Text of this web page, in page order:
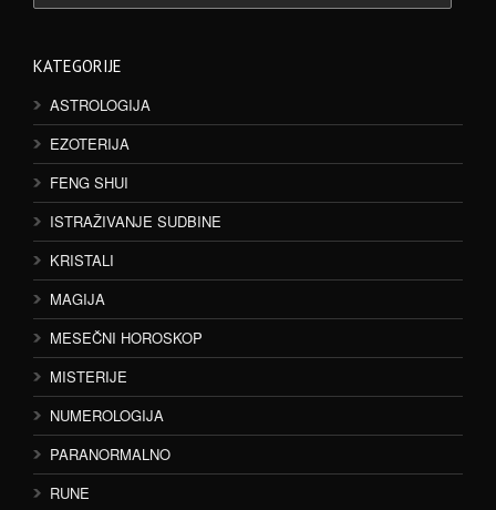
KATEGORIJE
ASTROLOGIJA
EZOTERIJA
FENG SHUI
ISTRAŽIVANJE SUDBINE
KRISTALI
MAGIJA
MESEČNI HOROSKOP
MISTERIJE
NUMEROLOGIJA
PARANORMALNO
RUNE